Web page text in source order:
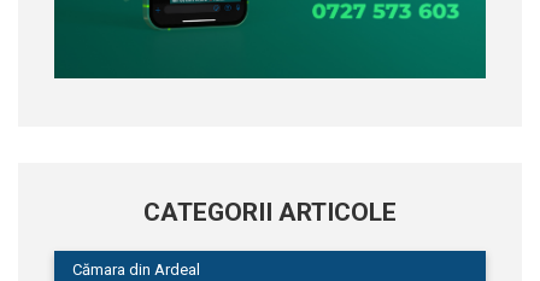
CATEGORII ARTICOLE
Cămara din Ardeal